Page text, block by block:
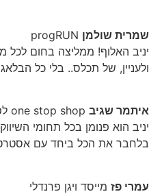
שמרית שולמן progRUN
יניב האלוף! ממליצה בחום לכל
ולעניין, של תכלס.. בלי כל
איתמר שגיב one stop shop לפיצוח שיווקי ברשת
יניב הוא פנומן בכל תחומי
בלחבר את הכל ביחד עם
עמרי פז מייסד ויגן פרנדלי